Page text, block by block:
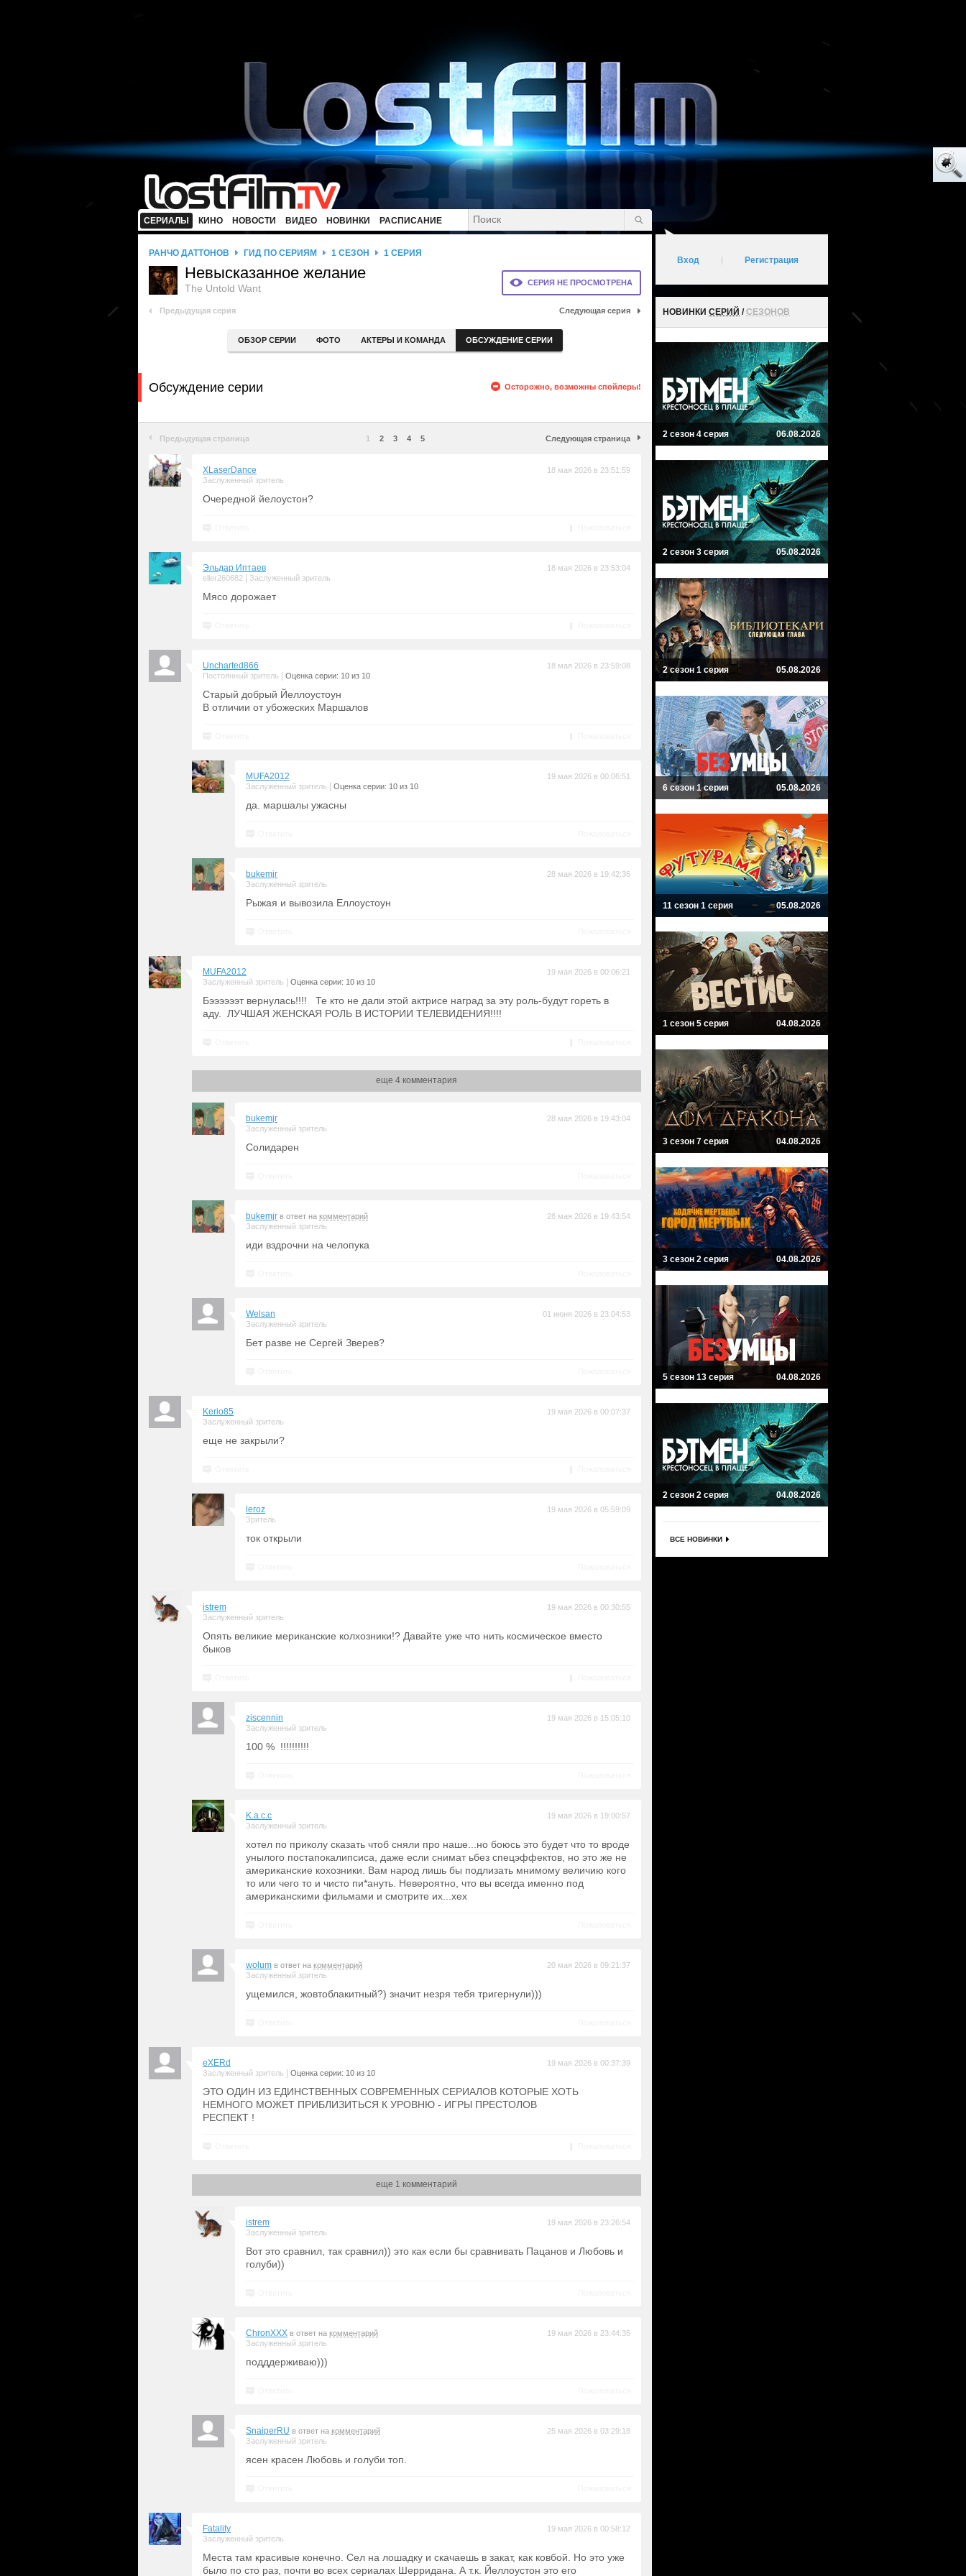
СЕРИАЛЫ КИНО НОВОСТИ ВИДЕО НОВИНКИ РАСПИСАНИЕ
СЕРИЯ НЕ ПРОСМОТРЕНА
РАНЧО ДАТТОНОВ ГИД ПО СЕРИЯМ 1 СЕЗОН 1 СЕРИЯ
Невысказанное желание
The Untold Want
Предыдущая серия Следующая серия
ОБЗОР СЕРИИ ФОТО АКТЕРЫ И КОМАНДА ОБСУЖДЕНИЕ СЕРИИ
Осторожно, возможны спойлеры!
Обсуждение серии
Предыдущая страница 1 2 3 4 5 Следующая страница
XLaserDance
Заслуженный зритель
18 мая 2026 в 23:51:59
Очередной йелоустон?
|
Эльдар Иптаев
eller260682 Заслуженный зритель
18 мая 2026 в 23:53:04
Мясо дорожает
|
Uncharted866
Постоянный зритель Оценка серии: 10 из 10
18 мая 2026 в 23:59:08
Старый добрый Йеллоустоун
В отличии от убожеских Маршалов
|
MUFA2012
Заслуженный зритель Оценка серии: 10 из 10
19 мая 2026 в 00:06:51
да. маршалы ужасны
bukemjr
Заслуженный зритель
28 мая 2026 в 19:42:36
Рыжая и вывозила Еллоустоун
MUFA2012
Заслуженный зритель Оценка серии: 10 из 10
19 мая 2026 в 00:06:21
Бээээээт вернулась!!!! Те кто не дали этой актрисе наград за эту роль-будут гореть в
аду. ЛУЧШАЯ ЖЕНСКАЯ РОЛЬ В ИСТОРИИ ТЕЛЕВИДЕНИЯ!!!!
|
еще 4 комментария
bukemjr
Заслуженный зритель
28 мая 2026 в 19:43:04
Солидарен
bukemjr в ответ на комментарий
Заслуженный зритель
28 мая 2026 в 19:43:54
иди вздрочни на челопука
Welsan
Заслуженный зритель
01 июня 2026 в 23:04:53
Бет разве не Сергей Зверев?
Kerio85
Заслуженный зритель
19 мая 2026 в 00:07:37
еще не закрыли?
|
leroz
Зритель
19 мая 2026 в 05:59:09
ток открыли
istrem
Заслуженный зритель
19 мая 2026 в 00:30:55
Опять великие мериканские колхозники!? Давайте уже что нить космическое вместо
быков
|
ziscennin
Заслуженный зритель
19 мая 2026 в 15:05:10
100 % !!!!!!!!!!
K.a.c.c
Заслуженный зритель
19 мая 2026 в 19:00:57
хотел по приколу сказать чтоб сняли про наше...но боюсь это будет что то вроде
унылого постапокалипсиса, даже если снимат ьбез спецэффектов, но это же не
американские кохозники. Вам народ лишь бы подлизать мнимому величию кого
то или чего то и чисто пи*ануть. Невероятно, что вы всегда именно под
американскими фильмами и смотрите их...хех
wolum в ответ на комментарий
Заслуженный зритель
20 мая 2026 в 09:21:37
ущемился, жовтоблакитный?) значит незря тебя тригернули)))
eXERd
Заслуженный зритель Оценка серии: 10 из 10
19 мая 2026 в 00:37:39
ЭТО ОДИН ИЗ ЕДИНСТВЕННЫХ СОВРЕМЕННЫХ СЕРИАЛОВ КОТОРЫЕ ХОТЬ
НЕМНОГО МОЖЕТ ПРИБЛИЗИТЬСЯ К УРОВНЮ - ИГРЫ ПРЕСТОЛОВ
РЕСПЕКТ !
|
еще 1 комментарий
istrem
Заслуженный зритель
19 мая 2026 в 23:26:54
Вот это сравнил, так сравнил)) это как если бы сравнивать Пацанов и Любовь и
голуби))
ChronXXX в ответ на комментарий
Заслуженный зритель
19 мая 2026 в 23:44:35
подддерживаю)))
SnaiperRU в ответ на комментарий
Заслуженный зритель
25 мая 2026 в 03:29:18
ясен красен Любовь и голуби топ.
Fatality
Заслуженный зритель
19 мая 2026 в 00:58:12
Места там красивые конечно. Сел на лошадку и скачаешь в закат, как ковбой. Но это уже
было по сто раз, почти во всех сериалах Шерридана. А т.к. Йеллоустон это его
Вход Регистрация
НОВИНКИ СЕРИЙ /СЕЗОНОВ
2 сезон 4 серия 06.08.2026
2 сезон 3 серия 05.08.2026
2 сезон 1 серия 05.08.2026
6 сезон 1 серия 05.08.2026
11 сезон 1 серия 05.08.2026
1 сезон 5 серия 04.08.2026
3 сезон 7 серия 04.08.2026
3 сезон 2 серия 04.08.2026
5 сезон 13 серия 04.08.2026
2 сезон 2 серия 04.08.2026
ВСЕ НОВИНКИ